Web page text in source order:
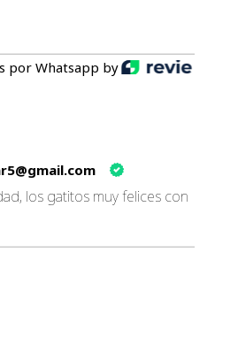
por Whatsapp by
los gatitos muy felices con